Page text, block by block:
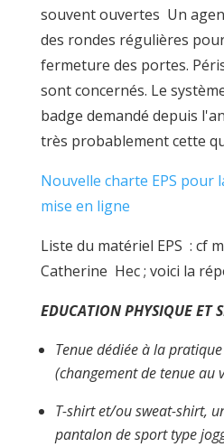
souvent ouvertes Un
des rondes régulières
fermeture des portes.
sont concernés. Le
badge demandé depuis
très probablement cette
Nouvelle charte EPS pour
mise en ligne
Liste du matériel EPS : cf
Catherine Hec ; voici la
EDUCATION PHYSIQUE ET
Tenue dédiée à la
(changement de tenue au
T-shirt et/ou sweat-shirt,
pantalon de sport type